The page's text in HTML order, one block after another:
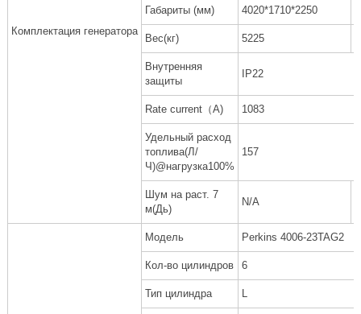
Комплектация генератора
Габариты (мм) 4020*1710*2250
Вес(кг) 5225
Внутренняя
защиты
IP22
Rate current（A) 1083
Удельный расход
топлива(Л/
Ч)@нагрузка100%
157
Шум на раст. 7
м(Дь)
N/A
Модель Perkins 4006-23TAG2
Кол-во цилиндров 6
Тип цилиндра